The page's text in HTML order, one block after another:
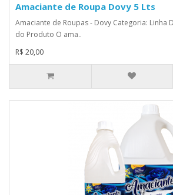
Amaciante de Roupa Dovy 5 Lts
Amaciante de Roupas - Dovy Categoria: Linha
do Produto O ama..
R$ 20,00